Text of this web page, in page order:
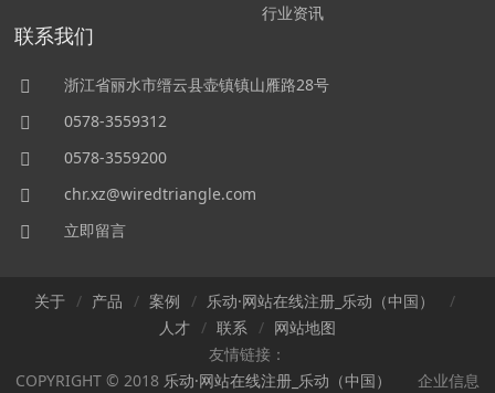
行业资讯
联系我们
浙江省丽水市缙云县壶镇镇山雁路28号
0578-3559312
0578-3559200
chr.xz@wiredtriangle.com
立即留言
关于 产品 案例
乐动·网站在线注册_乐动（中国）
人才
联系
网站地图
友情链接：
COPYRIGHT © 2018 乐动·网站在线注册_乐动（中国） 企业信息